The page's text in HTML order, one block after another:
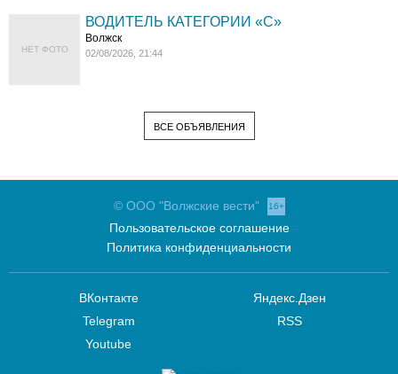
НЕТ ФОТО
ВОДИТЕЛЬ КАТЕГОРИИ «C»
Волжск
02/08/2026, 21:44
ВСЕ ОБЪЯВЛЕНИЯ
© ООО "Волжские вести" 16+
Пользовательское соглашение
Политика конфиденциальности
ВКонтакте
Telegram
Youtube
Яндекс.Дзен
RSS